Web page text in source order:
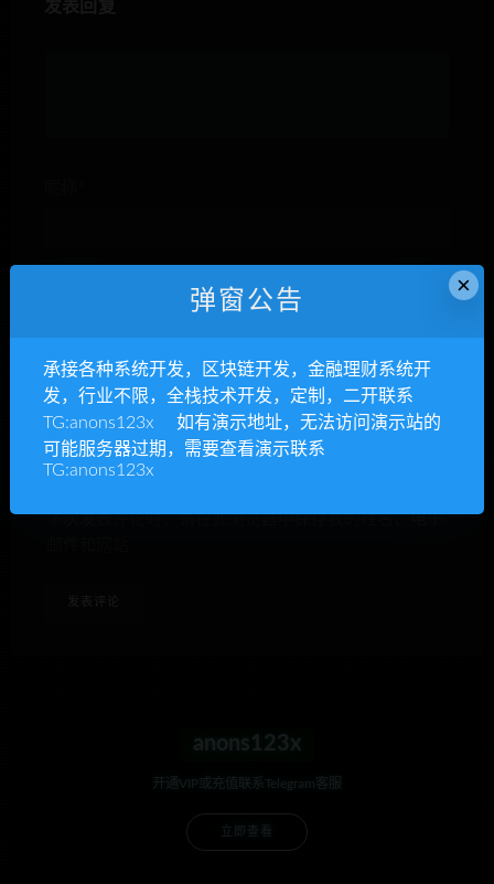
网站
下次发表评论时，请在此浏览器中保存我的姓名、电子
anons123x
开通VIP或充值联系Telegram客服
立即查看
×
弹窗公告
承接各种系统开发，区块链开发，金融理财系统开
发，行业不限，全栈技术开发，定制，二开联系
TG:anons123x 如有演示地址，无法访问演示站的
可能服务器过期，需要查看演示联系
TG:anons123x